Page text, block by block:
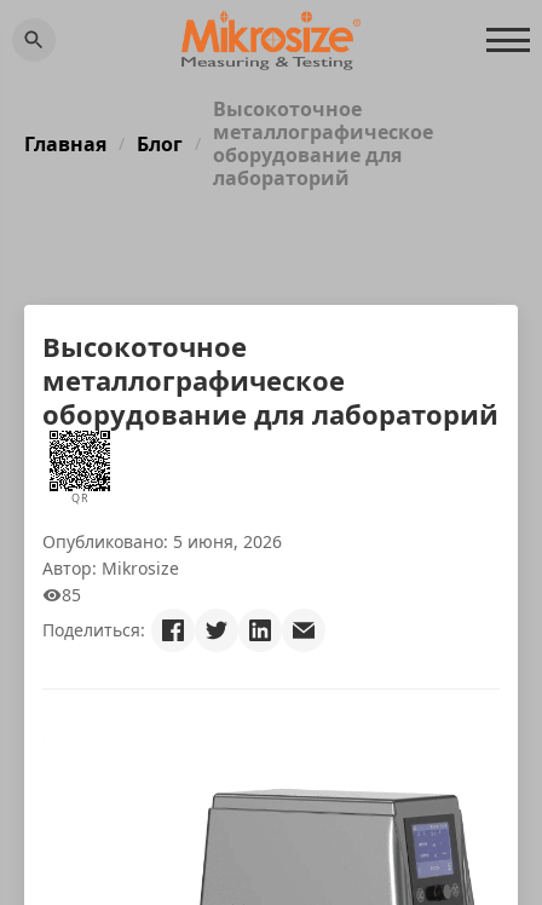
Главная / Блог /
Высокоточное
металлографическое
оборудование для
лабораторий
Высокоточное
металлографическое
оборудование для лабораторий
QR
Опубликовано: 5 июня, 2026
Автор: Mikrosize
85
Поделиться: